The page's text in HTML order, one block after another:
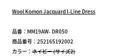
Wool Komon Jacquard I-Line Dress
品番：MM19AW- DR050
商品番号：252165192002
カラー：ネイビー (サイズ2)